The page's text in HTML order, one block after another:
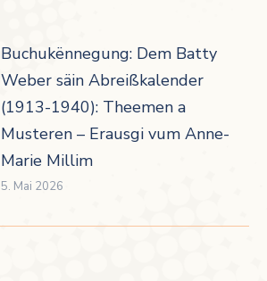
Buchukënnegung: Dem Batty
Weber säin Abreißkalender
(1913-1940): Theemen a
Musteren – Erausgi vum Anne-
Marie Millim
5. Mai 2026